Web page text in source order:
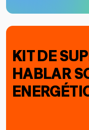
KIT DE
HABLAR